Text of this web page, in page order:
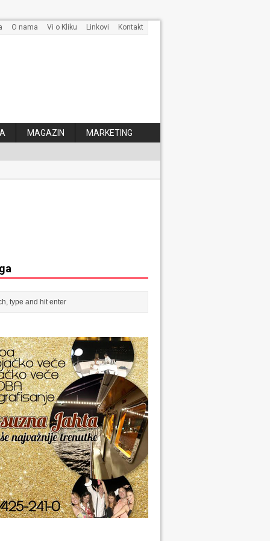
O nama Vi o Kliku Linkovi Kontakt
MAGAZIN MARKETING